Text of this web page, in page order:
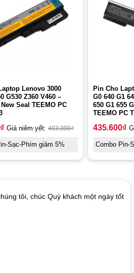
Lenovo 3000
G530 Z360 V460 –
Seal TEEMO PC
₫ Giá niêm yết: 403.000₫
Sạc-Phím giảm 5%
Pin Cho
G0 640 G1
650 G1 655
TEEMO PC
435.600₫
Combo Pin-
tôi, chúc Quý khách một ngày tốt